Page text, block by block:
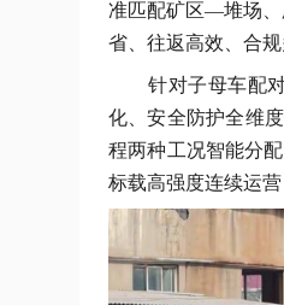
准匹配矿区—堆场、
省、往返高效、合
针对子母车配
化、安全防护全维
程两种工况智能分
标载高强度连续运